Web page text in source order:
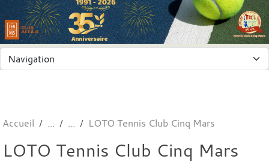
Accueil LOTO Tennis Club Cinq Mars
LOTO Tennis Club Cinq Mars
Panneau de gestion des cookies